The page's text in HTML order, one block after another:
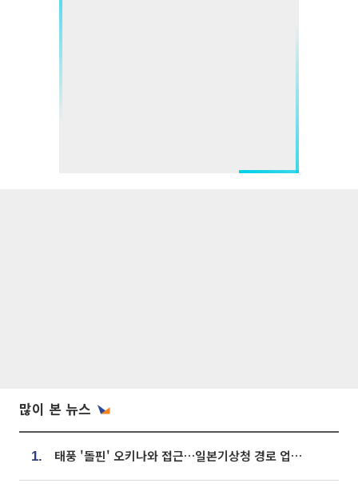
많이 본 뉴스
1. 태풍 '돌핀' 오키나와 접근…일본기상청 경로 업데이트